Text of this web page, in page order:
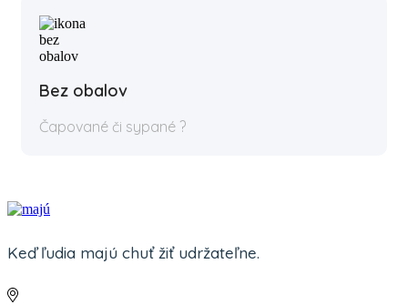
Bez obalov
Čapované či sypané ?
Keď ľudia majú chuť žiť udržateľne.